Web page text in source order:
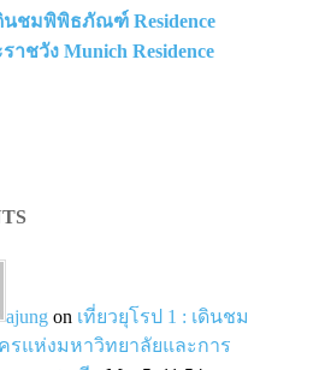
นชมพิพิธภัณฑ์ Residence
าชวัง Munich Residence
ajungon เที่ยวยุโรป 1 : เดินชม
รแห่งมหาวิทยาลัยและการ